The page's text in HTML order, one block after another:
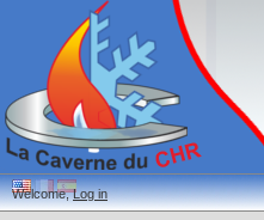
Welcome,Log in